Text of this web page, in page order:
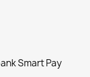
Smart Pay